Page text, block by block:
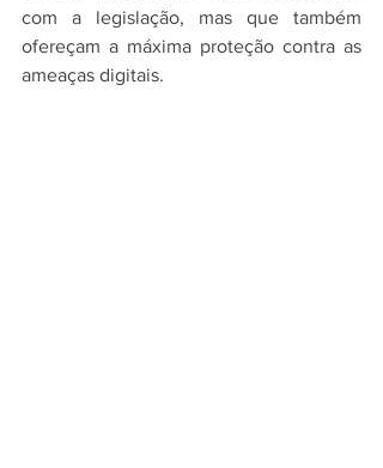
com a legislação, mas que também
ofereçam a máxima proteção contra as
ameaças digitais.